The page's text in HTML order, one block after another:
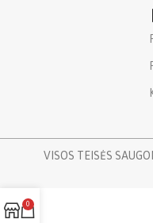
VISOS TEISĖS
0